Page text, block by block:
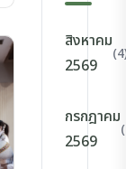
สิงหาคม
2569
กรกฎาคม
2569